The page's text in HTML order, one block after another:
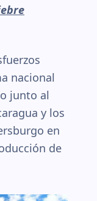
nacional
junto al
y los
en
de